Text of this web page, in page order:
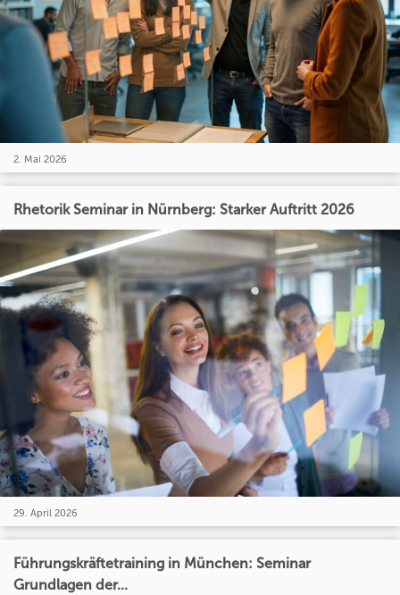
2. Mai 2026
Rhetorik Seminar in Nürnberg: Starker Auftritt 2026
29. April 2026
Führungskräftetraining in München: Seminar
Grundlagen der...